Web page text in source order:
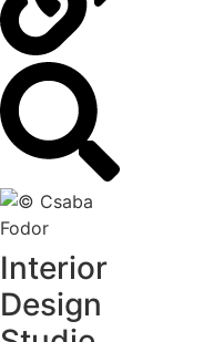
Interior
Design